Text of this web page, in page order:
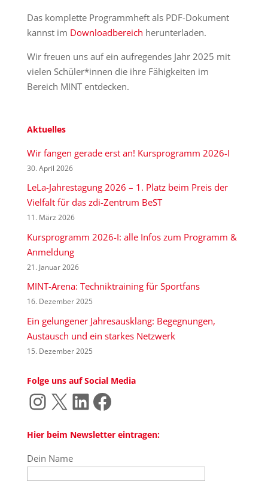
Das komplette Programmheft als PDF-Dokument
kannst im Downloadbereich herunterladen.
Wir freuen uns auf ein aufregendes Jahr 2025 mit
vielen Schüler*innen die ihre Fähigkeiten im
Bereich MINT entdecken.
Aktuelles
Wir fangen gerade erst an! Kursprogramm 2026-I
30. April 2026
LeLa-Jahrestagung 2026 – 1. Platz beim Preis der
Vielfalt für das zdi-Zentrum BeST
11. März 2026
Kursprogramm 2026-I: alle Infos zum Programm &
Anmeldung
21. Januar 2026
MINT-Arena: Techniktraining für Sportfans
16. Dezember 2025
Ein gelungener Jahresausklang: Begegnungen,
Austausch und ein starkes Netzwerk
15. Dezember 2025
Folge uns auf Social Media
Instagram
X LinkedIn
Facebook
Hier beim Newsletter eintragen:
Dein Name